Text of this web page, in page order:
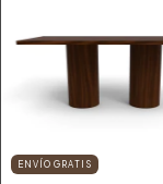
ENVÍO GRATIS